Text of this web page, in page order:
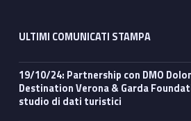
ULTIMI COMUNICATI STAMPA
19/10/24: Partnership con DMO Dolomiti Bellunesi e
Destination Verona & Garda
studio di dati turistici